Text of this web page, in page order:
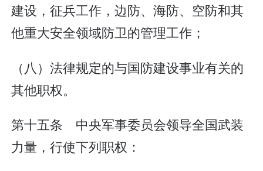
建设，征兵工作，边防、海防、空防和其
他重大安全领域防卫的管理工作；
（八）法律规定的与国防建设事业有关的
其他职权。
第十五条 中央军事委员会领导全国武装
力量，行使下列职权：